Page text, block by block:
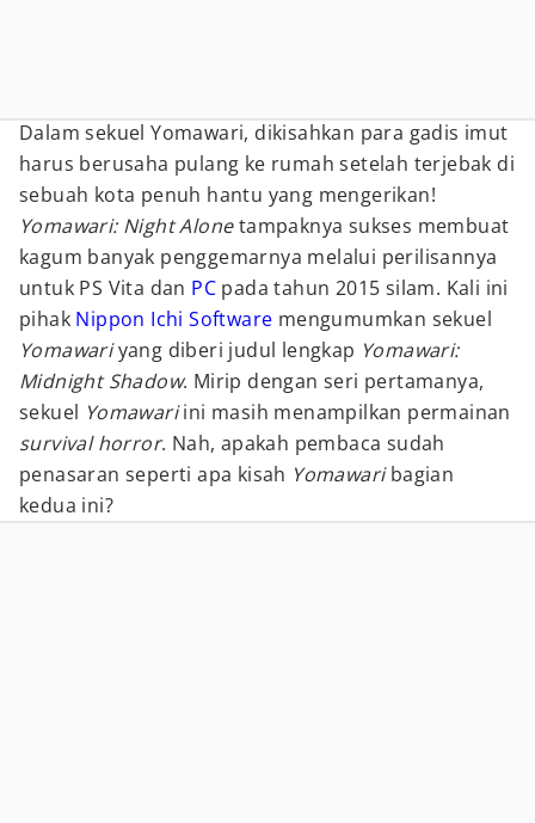
Dalam sekuel Yomawari, dikisahkan para gadis imut
harus berusaha pulang ke rumah setelah terjebak di
sebuah kota penuh hantu yang mengerikan!
Yomawari: Night Alonetampaknya sukses membuat
kagum banyak penggemarnya melalui perilisannya
untuk PS Vita dan PC pada tahun 2015 silam. Kali ini
pihak Nippon Ichi Software mengumumkan sekuel
Yomawariyang diberi judul lengkap Yomawari:
Midnight Shadow. Mirip dengan seri pertamanya,
sekuel Yomawariini masih menampilkan permainan
survival horror. Nah, apakah pembaca sudah
penasaran seperti apa kisah Yomawaribagian
kedua ini?